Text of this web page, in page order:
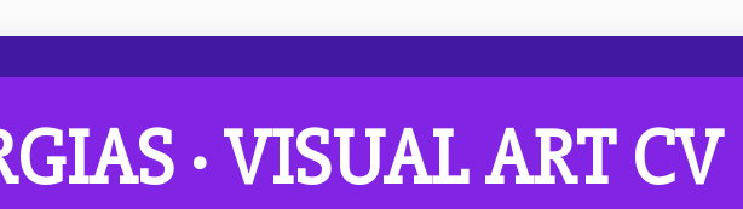
· VISUAL ART CV